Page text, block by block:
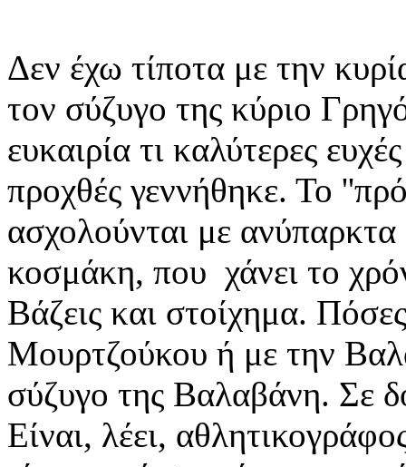
Δεν έχω τίποτα με την
τον σύζυγο της κύριο
ευκαιρία τι καλύτερες
προχθές γεννήθηκε. Το
ασχολούνται με
κοσμάκη, που χάνει το
Βάζεις και στοίχημα.
Μουρτζούκου ή με την
σύζυγο της Βαλαβάνη. Σε
Είναι, λέει,